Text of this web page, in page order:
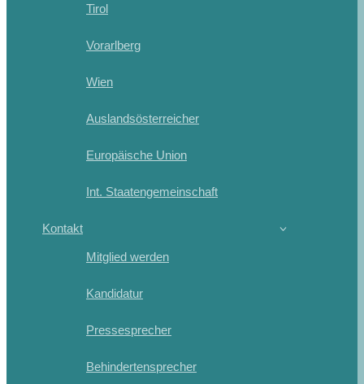
Tirol
Vorarlberg
Wien
Auslandsösterreicher
Europäische Union
Int. Staatengemeinschaft
Kontakt
Mitglied werden
Kandidatur
Pressesprecher
Behindertensprecher